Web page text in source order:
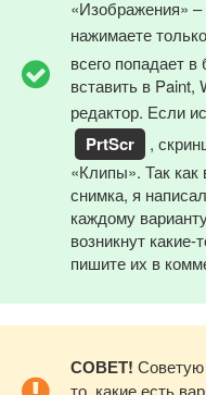
«Изображения»
нажимаете только
всего попадает
вставить в Paint,
редактор. Если
PrtScr
,
«Клипы». Так как
снимка, я
каждому
возникнут
пишите их в
СОВЕТ! Советую
то, какие есть